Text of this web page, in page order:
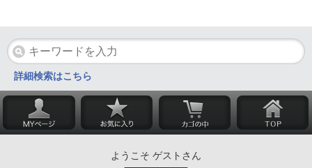
詳細検索はこちら
ようこそ ゲストさん